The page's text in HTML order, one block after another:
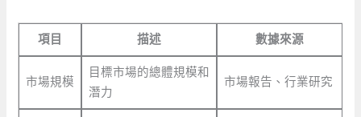
項目 描述 數據來源
市場規模
目標市場的總體規模和
潛力
市場報告、行業研究